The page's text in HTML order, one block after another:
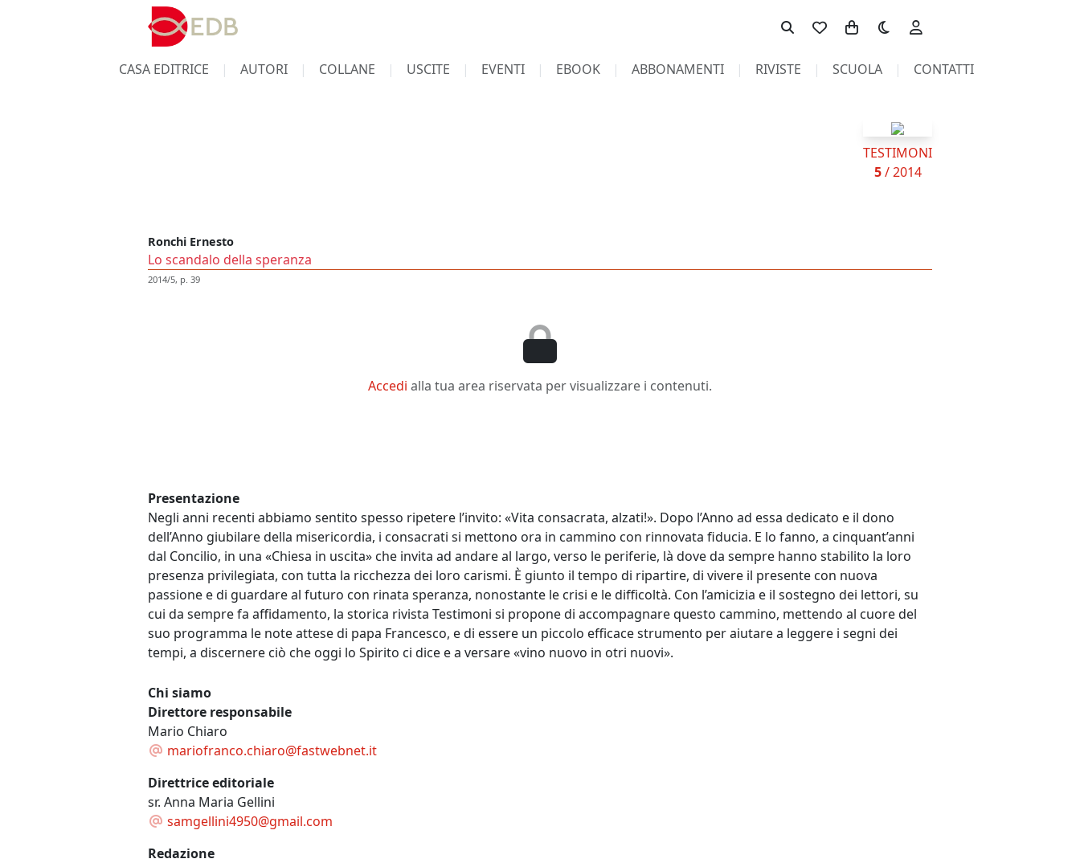
Toggle theme
CASA EDITRICE AUTORI COLLANE USCITE EVENTI EBOOK ABBONAMENTI RIVISTE SCUOLA CONTATTI
TESTIMONI
5/ 2014
Ronchi Ernesto
Lo scandalo della speranza
2014/5, p. 39
Accedi alla tua area riservata per visualizzare i contenuti.
Presentazione
Negli anni recenti abbiamo sentito spesso ripetere l’invito: «Vita consacrata, alzati!». Dopo l’Anno ad essa dedicato e il dono
dell’Anno giubilare della misericordia, i consacrati si mettono ora in cammino con rinnovata fiducia. E lo fanno, a cinquant’anni
dal Concilio, in una «Chiesa in uscita» che invita ad andare al largo, verso le periferie, là dove da sempre hanno stabilito la loro
presenza privilegiata, con tutta la ricchezza dei loro carismi. È giunto il tempo di ripartire, di vivere il presente con nuova
passione e di guardare al futuro con rinata speranza, nonostante le crisi e le difficoltà. Con l’amicizia e il sostegno dei lettori, su
cui da sempre fa affidamento, la storica rivista Testimoni si propone di accompagnare questo cammino, mettendo al cuore del
suo programma le note attese di papa Francesco, e di essere un piccolo efficace strumento per aiutare a leggere i segni dei
tempi, a discernere ciò che oggi lo Spirito ci dice e a versare «vino nuovo in otri nuovi».
Chi siamo
Direttore responsabile
Mario Chiaro
mariofranco.chiaro@fastwebnet.it
Direttrice editoriale
sr. Anna Maria Gellini
samgellini4950@gmail.com
Redazione